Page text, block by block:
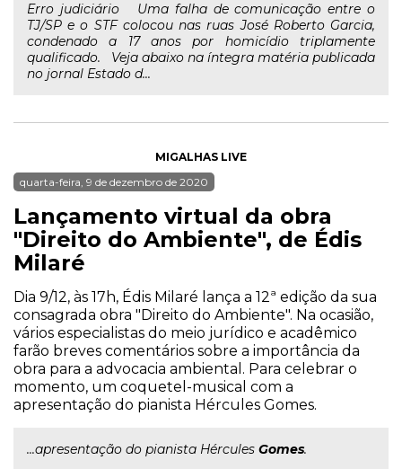
Erro judiciário Uma falha de comunicação entre o
TJ/SP e o STF colocou nas ruas José Roberto Garcia,
condenado a 17 anos por homicídio triplamente
qualificado. Veja abaixo na íntegra matéria publicada
no jornal Estado d...
MIGALHAS LIVE
quarta-feira, 9 de dezembro de 2020
Lançamento virtual da obra
"Direito do Ambiente", de Édis
Milaré
Dia 9/12, às 17h, Édis Milaré lança a 12ª edição da sua
consagrada obra "Direito do Ambiente". Na ocasião,
vários especialistas do meio jurídico e acadêmico
farão breves comentários sobre a importância da
obra para a advocacia ambiental. Para celebrar o
momento, um coquetel-musical com a
apresentação do pianista Hércules Gomes.
...apresentação do pianista Hércules Gomes.